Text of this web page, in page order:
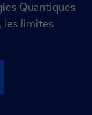
Quantiques
les limites